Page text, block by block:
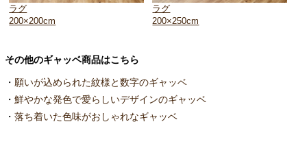
ラグ
200×200cm
ラグ
200×250cm
その他のギャッベ商品はこちら
・ 願いが込められた紋様と数字のギャッベ
・ 鮮やかな発色で愛らしいデザインのギャッベ
・ 落ち着いた色味がおしゃれなギャッベ